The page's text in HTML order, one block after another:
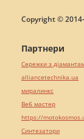
Copyright ©
Партнери
Сережки з
alliancetechnika.ua
миралинкс
Веб мастер
https://
Синтезатори